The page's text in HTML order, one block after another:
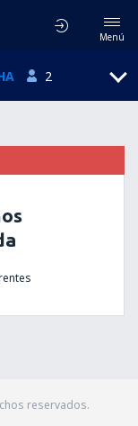
Menú
2
reservados.